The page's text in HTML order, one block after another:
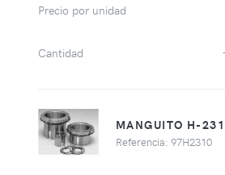
Precio por unidad
Cantidad -
MANGUITO H-
Referencia: 97H2310